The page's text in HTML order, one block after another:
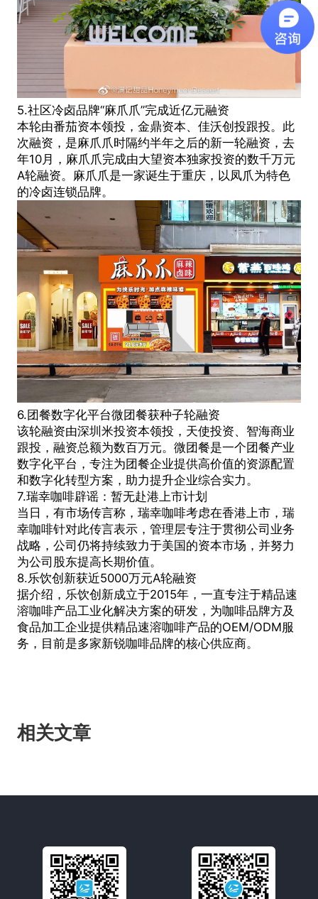
5.社区冷卤品牌“麻爪爪”完成近亿元融资
本轮由番茄资本领投，金鼎资本、佳沃创投跟投。此
次融资，是麻爪爪时隔约半年之后的新一轮融资，去
年10月，麻爪爪完成由大望资本独家投资的数千万元
A轮融资。麻爪爪是一家诞生于重庆，以凤爪为特色
的冷卤连锁品牌。
6.团餐数字化平台微团餐获种子轮融资
该轮融资由深圳米投资本领投，天使投资、智海商业
跟投，融资总额为数百万元。微团餐是一个团餐产业
数字化平台，专注为团餐企业提供高价值的资源配置
和数字化转型方案，助力提升企业综合实力。
7.瑞幸咖啡辟谣：暂无赴港上市计划
当日，有市场传言称，瑞幸咖啡考虑在香港上市，瑞
幸咖啡针对此传言表示，管理层专注于贯彻公司业务
战略，公司仍将持续致力于美国的资本市场，并努力
为公司股东提高长期价值。
8.乐饮创新获近5000万元A轮融资
据介绍，乐饮创新成立于2015年，一直专注于精品速
溶咖啡产品工业化解决方案的研发，为咖啡品牌方及
食品加工企业提供精品速溶咖啡产品的OEM/ODM服
务，目前是多家新锐咖啡品牌的核心供应商。
相关文章